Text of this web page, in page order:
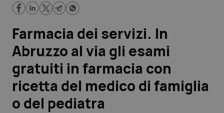
Lavoro e Professioni
Scienza e Farmaci
Studi e Analisi
Lettere al direttore
Farmacia dei servizi. In
Abruzzo al via gli esami
gratuiti in farmacia con
ricetta del medico di famiglia
o del pediatra